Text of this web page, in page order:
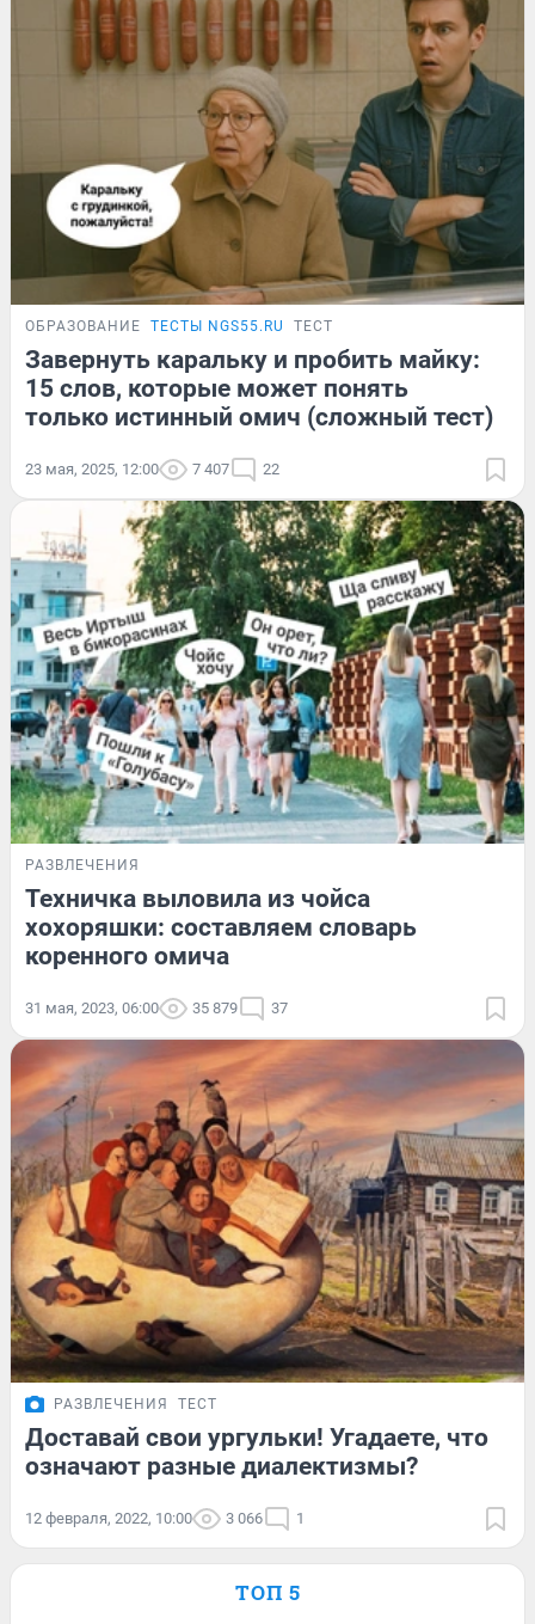
ОБРАЗОВАНИЕ ТЕСТЫ NGS55.RU ТЕСТ
Завернуть каральку и пробить майку:
15 слов, которые может понять
только истинный омич (сложный тест)
23 мая, 2025, 12:00 7 407 22
РАЗВЛЕЧЕНИЯ
Техничка выловила из чойса
хохоряшки: составляем словарь
коренного омича
31 мая, 2023, 06:00 35 879 37
РАЗВЛЕЧЕНИЯ ТЕСТ
Доставай свои ургульки! Угадаете, что
означают разные диалектизмы?
12 февраля, 2022, 10:00 3 066 1
ТОП 5